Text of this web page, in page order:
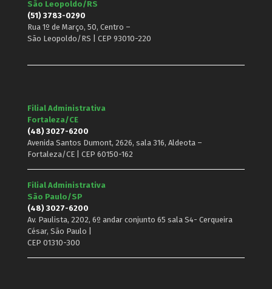
São Leopoldo/RS
(51) 3783-0290
Rua 1º de Março, 50, Centro –
São Leopoldo/RS | CEP 93010-220
Filial Administrativa
Fortaleza/CE
(48) 3027-6200
Avenida Santos Dumont, 2626, sala 316, Aldeota –
Fortaleza/CE | CEP 60150-162
Filial Administrativa
São Paulo/SP
(48) 3027-6200
Av. Paulista, 2202, 6º andar conjunto 65 sala S4- Cerqueira
César, São Paulo |
CEP 01310-300